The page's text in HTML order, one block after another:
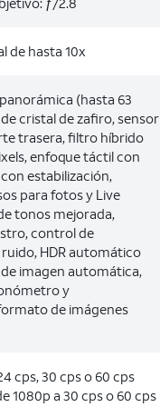
de hasta 10x
(hasta 63
cristal de zafiro, sensor
trasera, filtro híbrido
enfoque táctil con
estabilización,
para fotos y Live
tonos mejorada,
control de
HDR automático
imagen automática,
y
de imágenes
cps, 30 cps o 60 cps
1080p a 30 cps o 60 cps